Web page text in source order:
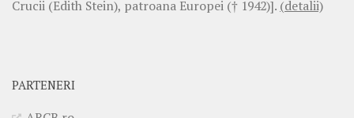
Crucii (Edith Stein), patroana Europei († 1942)]. (detalii)
PARTENERI